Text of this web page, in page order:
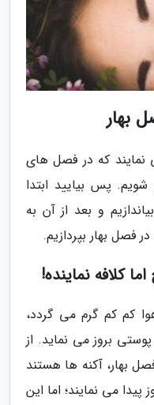
بهار
نمایند که در فصل های
پس بیایید ابتدا
و بعد از آن به
فصل بهار بپردازیم.
کلافه نماینده!
کم کم گرم می گردد،
بروز می نماید. از
بهار، آکنه ها هستند
می نمایند؛ اما این